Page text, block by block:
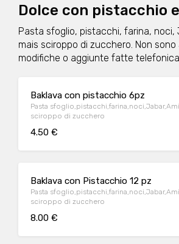
Dolce con pistacchio
Pasta sfoglio, pistacchi, farina, noci,
mais sciroppo di zucchero. Non sono
modifiche o aggiunte fatte
Baklava con pistacchio 6pz
Pasta
sciroppo di zucchero
4.50 €
Baklava con Pistacchio 12 pz
Pasta
sciroppo di zucchero
8.00 €